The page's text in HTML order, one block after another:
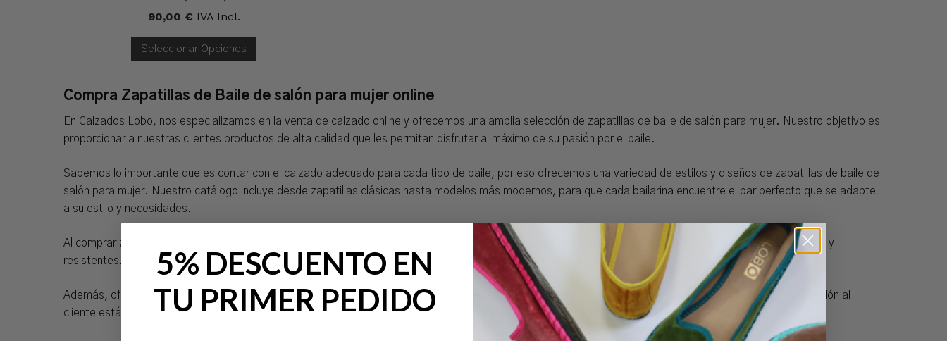
90,00 € IVA Incl.
Seleccionar Opciones
Compra Zapatillas de Baile de salón para mujer online
En Calzados Lobo, nos especializamos en la venta de calzado online y ofrecemos una amplia selección de zapatillas de baile de salón para mujer. Nuestro objetivo es
proporcionar a nuestras clientes productos de alta calidad que les permitan disfrutar al máximo de su pasión por el baile.
Sabemos lo importante que es contar con el calzado adecuado para cada tipo de baile, por eso ofrecemos una variedad de estilos y diseños de zapatillas de baile de
salón para mujer. Nuestro catálogo incluye desde zapatillas clásicas hasta modelos más modernos, para que cada bailarina encuentre el par perfecto que se adapte
a su estilo y necesidades.
Al comprar zapatillas de baile de salón para mujer en nuestra tienda online, te garantizamos productos de alta calidad fabricados con materiales duraderos y
resistentes. Trabajamos con marcas reconocidas en el mundo del baile, que se caracterizan por su excelencia en diseño y comodidad.
Además, ofrecemos una amplia gama de tallas para asegurarnos de que todas nuestras clientas encuentren el calzado perfecto. Nuestro equipo de atención al
cliente está siempre dispuesto a ayudarte en caso de que necesites asesoramiento sobre la talla o cualquier otra duda que puedas tener.
5% DESCUENTO EN
TU PRIMER PEDIDO